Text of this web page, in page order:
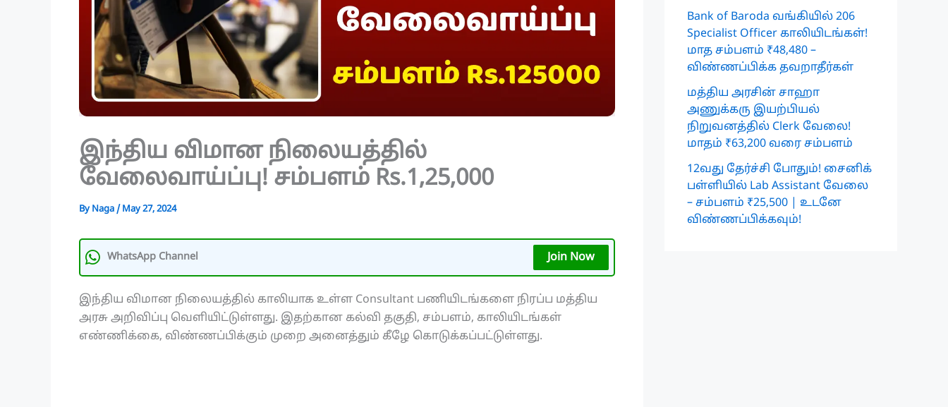
இந்திய விமான நிலையத்தில்
வேலைவாய்ப்பு! சம்பளம் Rs.1,25,000
By Naga/ May 27, 2024
WhatsApp Channel Join Now
இந்திய விமான நிலையத்தில் காலியாக உள்ள Consultant பணியிடங்களை நிரப்ப மத்திய
அரசு அறிவிப்பு வெளியிட்டுள்ளது. இதற்கான கல்வி தகுதி, சம்பளம், காலியிடங்கள்
எண்ணிக்கை, விண்ணப்பிக்கும் முறை அனைத்தும் கீழே கொடுக்கப்பட்டுள்ளது.
Bank of Baroda வங்கியில் 206
Specialist Officer காலியிடங்கள்!
மாத சம்பளம் ₹48,480 –
விண்ணப்பிக்க தவறாதீர்கள்
மத்திய அரசின் சாஹா
அணுக்கரு இயற்பியல்
நிறுவனத்தில் Clerk வேலை!
மாதம் ₹63,200 வரை சம்பளம்
12வது தேர்ச்சி போதும்! சைனிக்
பள்ளியில் Lab Assistant வேலை
– சம்பளம் ₹25,500 | உடனே
விண்ணப்பிக்கவும்!